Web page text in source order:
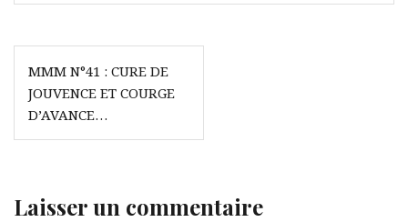
Navigation
de
l’article
MMM N°41 : CURE DE
JOUVENCE ET COURGE
D’AVANCE…
Laisser un commentaire